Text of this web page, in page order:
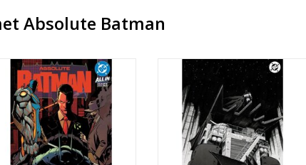
Absolute Batman
DC COMICS Absolute Batman
#19
TOEVOEGEN AAN WINKELWAGEN
DC COMICS Absolute Batman
2025 Annual #1 3rd Printing Nick
Dragotta Black & White Foil Virgin
Variant
TOEVOEGEN AAN WINKELWAGEN